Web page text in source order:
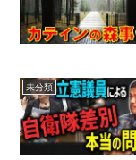
未分類